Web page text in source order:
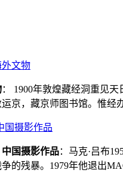
： 1900年敦煌藏经洞重见
京，藏京师图书馆。惟经
国摄影作品：马克·吕布
的残暴。1979年他退出